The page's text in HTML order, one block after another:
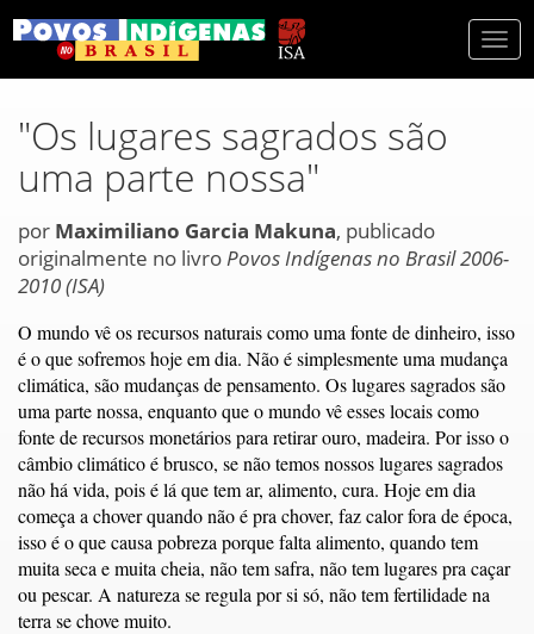
"Os lugares sagrados são
uma parte nossa"
por Maximiliano Garcia Makuna, publicado
originalmente no livroPovos Indígenas no Brasil 2006-
2010 (ISA)
O mundo vê os recursos naturais como uma fonte de dinheiro, isso
é o que sofremos hoje em dia. Não é simplesmente uma mudança
climática, são mudanças de pensamento. Os lugares sagrados são
uma parte nossa, enquanto que o mundo vê esses locais como
fonte de recursos monetários para retirar ouro, madeira. Por isso o
câmbio climático é brusco, se não temos nossos lugares sagrados
não há vida, pois é lá que tem ar, alimento, cura. Hoje em dia
começa a chover quando não é pra chover, faz calor fora de época,
isso é o que causa pobreza porque falta alimento, quando tem
muita seca e muita cheia, não tem safra, não tem lugares pra caçar
ou pescar. A natureza se regula por si só, não tem fertilidade na
terra se chove muito.